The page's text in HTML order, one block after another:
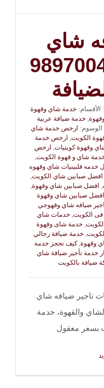
شاي
| 98970040
الأقسام: خدمة شاي وقهوة
خدمة ضيافة عربية
الوسوم: ارخص خدمة شاي
الكويت, ارخص خدمة
وقهوة كويتيات, ارخص
شاي و قهوة الكويت,
خدمه فلبينيات شاي وقهوه
افضل صبابين شاي الكويت,
افضل صبابين شاي وقهوة
افضل صبابين شاي وقهوة
ضيافه شاي وقهوجي
فى الكويت خدمات شاي
خدمة شاى وقهوة
خدمة ضيافة رجالي
وقهوة ,كيف تحجز خدمة
خدمة تأجير ضيافة شاي
ضيافة بالكويت
تاجير ضيافه شاي
والقهوة، خدمة
بسعر معقول